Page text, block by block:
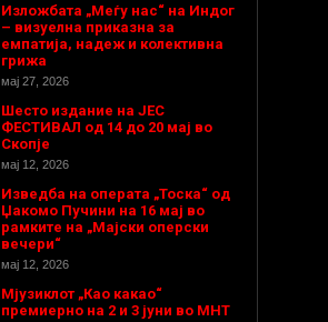
Изложбата „Меѓу нас“ на Индог
– визуелна приказна за
емпатија, надеж и колективна
грижа
мај 27, 2026
Шесто издание на ЈЕС
ФЕСТИВАЛ од 14 до 20 мај во
Скопје
мај 12, 2026
Изведба на операта „Тоска“ од
Џакомо Пучини на 16 мај во
рамките на „Мајски оперски
вечери“
мај 12, 2026
Мјузиклот „Као какао“
премиерно на 2 и 3 јуни во МНТ